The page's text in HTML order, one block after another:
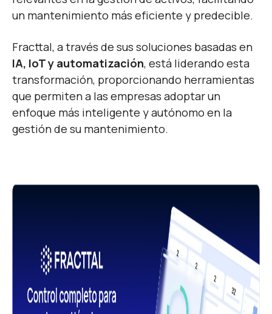
un mantenimiento más eficiente y predecible.
Fracttal, a través de sus soluciones basadas en
IA, IoT y automatización, está liderando esta
transformación, proporcionando herramientas
que permiten a las empresas adoptar un
enfoque más inteligente y autónomo en la
gestión de su mantenimiento.